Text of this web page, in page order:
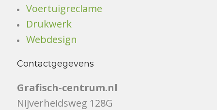
Voertuigreclame
Drukwerk
Webdesign
Contactgegevens
Grafisch-centrum.nl
Nijverheidsweg 128G